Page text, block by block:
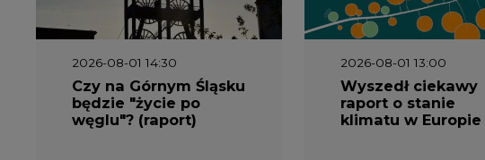
2026-08-01 14:30
Czy na Górnym Śląsku
będzie "życie po
węglu"? (raport)
2026-08-01 13:00
Wyszedł ciekawy
raport o stanie
klimatu w Europie